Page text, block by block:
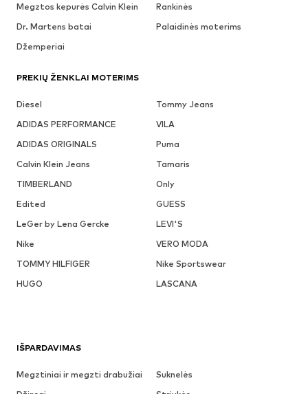
Megztos kepurės Calvin Klein
Rankinės
Dr. Martens batai
Palaidinės moterims
Džemperiai
PREKIŲ ŽENKLAI MOTERIMS
Diesel
Tommy Jeans
ADIDAS PERFORMANCE
VILA
ADIDAS ORIGINALS
Puma
Calvin Klein Jeans
Tamaris
TIMBERLAND
Only
Edited
GUESS
LeGer by Lena Gercke
LEVI'S
Nike
VERO MODA
TOMMY HILFIGER
Nike Sportswear
HUGO
LASCANA
IŠPARDAVIMAS
Megztiniai ir megzti drabužiai
Suknelės